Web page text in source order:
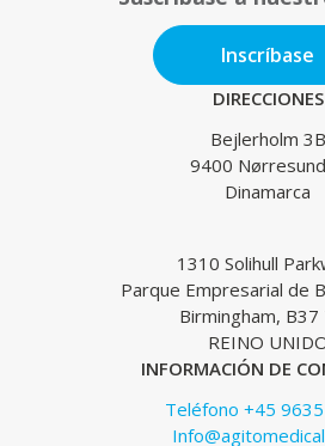
Inscríbase
DIRECCIONES
Bejlerholm 3B
9400
Dinamarca
1310 Solihull
Parque Empresarial de
Birmingham, B37
REINO
INFORMACIÓN DE
Teléfono +45